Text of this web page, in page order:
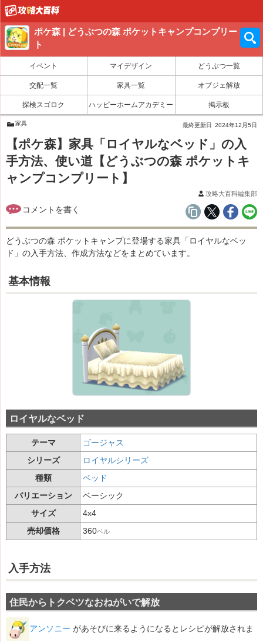
ポケ森 | どうぶつの森 ポケットキャンプコンプリー
ト
イベント マイデザイン どうぶつ一覧
交配一覧 家具一覧 オブジェ解放
探検スゴロク ハッピーホームアカデミー 掲示板
家具 最終更新日 2024年12月5日
【ポケ森】家具「ロイヤルなベッド」の入
手方法、使い道【どうぶつの森 ポケットキ
ャンプコンプリート】
攻略大百科編集部
どうぶつの森 ポケットキャンプに登場する家具「ロイヤルなベッ
ド」の入手方法、作成方法などをまとめています。
基本情報
ロイヤルなベッド
テーマ
ゴージャス
シリーズ
ロイヤルシリーズ
種類
ベッド
バリエーション
ベーシック
サイズ
4x4
売却価格
360ベル
入手方法
住民からトクベツなおねがいで解放
アンソニー があそびに来るようになるとレシピが解放されま